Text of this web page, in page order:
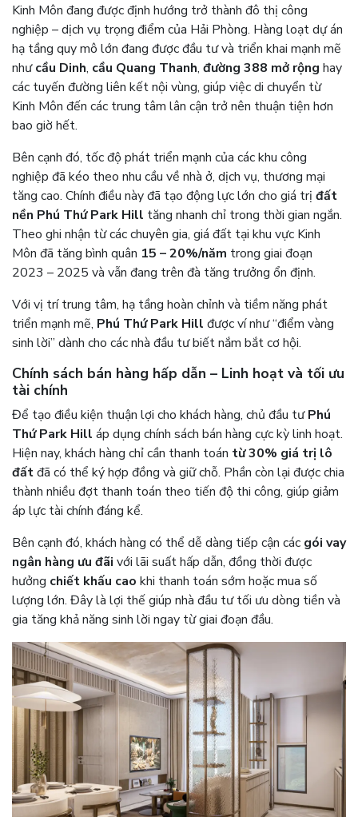
Kinh Môn đang được định hướng trở thành đô thị công
nghiệp – dịch vụ trọng điểm của Hải Phòng. Hàng loạt dự án
hạ tầng quy mô lớn đang được đầu tư và triển khai mạnh mẽ
nhưcầu Dinh, cầu Quang Thanh, đường 388 mở rộng hay
các tuyến đường liên kết nội vùng, giúp việc di chuyển từ
Kinh Môn đến các trung tâm lân cận trở nên thuận tiện hơn
bao giờ hết.
Bên cạnh đó, tốc độ phát triển mạnh của các khu công
nghiệp đã kéo theo nhu cầu về nhà ở, dịch vụ, thương mại
tăng cao. Chính điều này đã tạo động lực lớn cho giá trị đất
nền Phú Thứ Park Hill tăng nhanh chỉ trong thời gian ngắn.
Theo ghi nhận từ các chuyên gia, giá đất tại khu vực Kinh
Môn đã tăng bình quân 15 – 20%/năm trong giai đoạn
2023 – 2025 và vẫn đang trên đà tăng trưởng ổn định.
Với vị trí trung tâm, hạ tầng hoàn chỉnh và tiềm năng phát
triển mạnh mẽ, Phú Thứ Park Hill được ví như “điểm vàng
sinh lời” dành cho các nhà đầu tư biết nắm bắt cơ hội.
Chính sách bán hàng hấp dẫn – Linh hoạt và tối ưu
tài chính
Để tạo điều kiện thuận lợi cho khách hàng, chủ đầu tưPhú
Thứ Park Hill áp dụng chính sách bán hàng cực kỳ linh hoạt.
Hiện nay, khách hàng chỉ cần thanh toán từ 30% giá trị lô
đấtđã có thể ký hợp đồng và giữ chỗ. Phần còn lại được chia
thành nhiều đợt thanh toán theo tiến độ thi công, giúp giảm
áp lực tài chính đáng kể.
Bên cạnh đó, khách hàng có thể dễ dàng tiếp cận các gói vay
ngân hàng ưu đãi với lãi suất hấp dẫn, đồng thời được
hưởng chiết khấu cao khi thanh toán sớm hoặc mua số
lượng lớn. Đây là lợi thế giúp nhà đầu tư tối ưu dòng tiền và
gia tăng khả năng sinh lời ngay từ giai đoạn đầu.